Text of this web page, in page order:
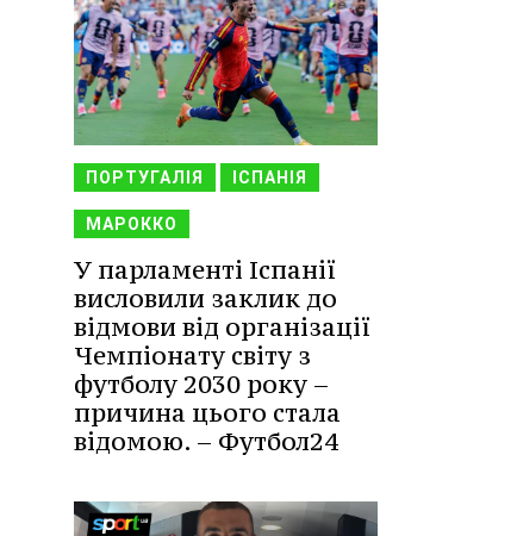
ПОРТУГАЛІЯ ІСПАНІЯ
МАРОККО
У парламенті Іспанії
висловили заклик до
відмови від організації
Чемпіонату світу з
футболу 2030 року –
причина цього стала
відомою. – Футбол24